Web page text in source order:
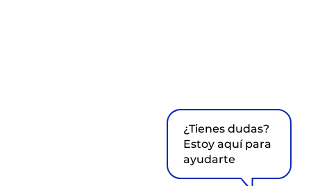
¿Tienes dudas?
Estoy aquí para
ayudarte